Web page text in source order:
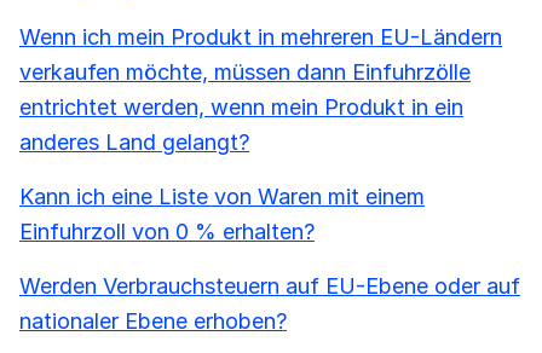
Wenn ich mein Produkt in mehreren EU-Ländern
verkaufen möchte, müssen dann Einfuhrzölle
entrichtet werden, wenn mein Produkt in ein
anderes Land gelangt?
Kann ich eine Liste von Waren mit einem
Einfuhrzoll von 0 % erhalten?
Werden Verbrauchsteuern auf EU-Ebene oder auf
nationaler Ebene erhoben?